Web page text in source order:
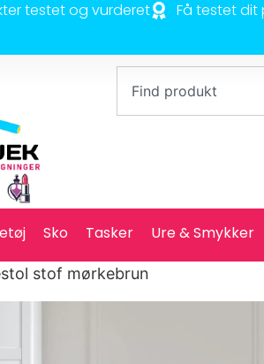
testet og vurderet Få testet dit
Sko Tasker Ure & Smykker
stof mørkebrun